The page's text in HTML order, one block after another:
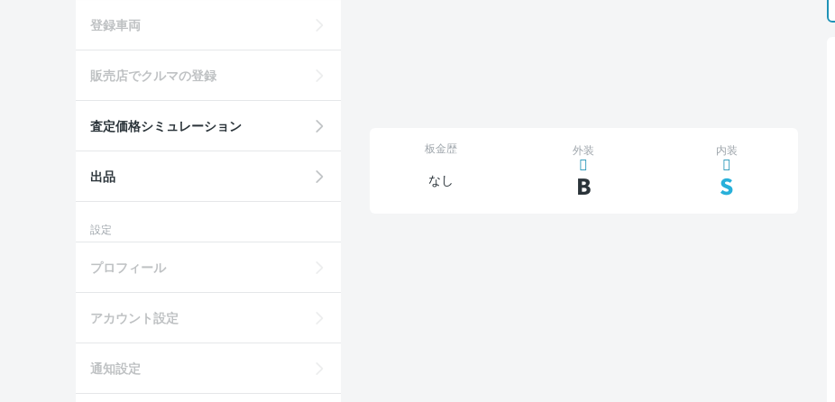
板金歴
なし
外装
B
内装
S
登録車両
販売店でクルマの登録
査定価格シミュレーション
出品
設定
プロフィール
アカウント設定
通知設定